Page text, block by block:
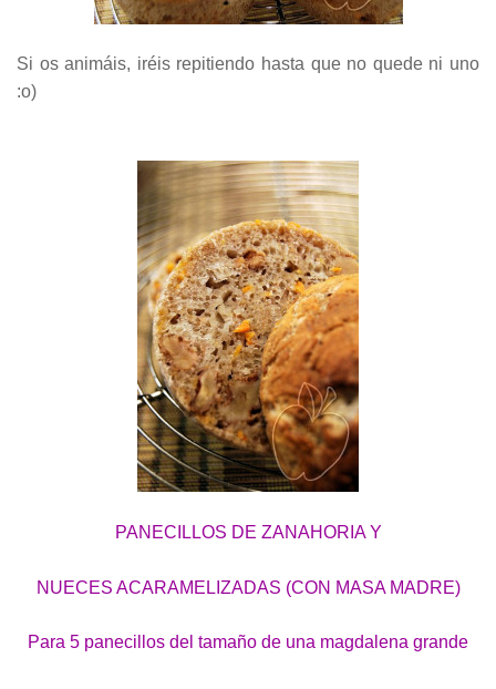
Si os animáis, iréis repitiendo hasta que no quede ni uno
:o)
PANECILLOS DE ZANAHORIA Y
NUECES ACARAMELIZADAS (CON MASA MADRE)
Para 5 panecillos del tamaño de una magdalena grande